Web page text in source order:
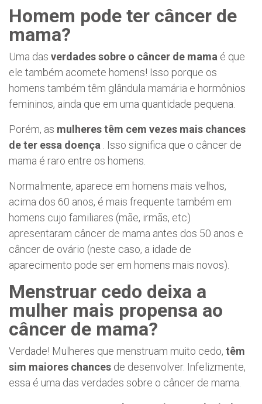
Homem pode ter câncer de
mama?
Uma das verdades sobre o câncer de mama é que
ele também acomete homens! Isso porque os
homens também têm glândula mamária e hormônios
femininos, ainda que em uma quantidade pequena.
Porém, as mulheres têm cem vezes mais chances
de ter essa doença
. Isso significa que o câncer de
mama é raro entre os homens.
Normalmente, aparece em homens mais velhos,
acima dos 60 anos, é mais frequente também em
homens cujo familiares (mãe, irmãs, etc)
apresentaram câncer de mama antes dos 50 anos e
câncer de ovário (neste caso, a idade de
aparecimento pode ser em homens mais novos).
Menstruar cedo deixa a
mulher mais propensa ao
câncer de mama?
Verdade! Mulheres que menstruam muito cedo, têm
sim maiores chances de desenvolver. Infelizmente,
essa é uma das verdades sobre o câncer de mama.